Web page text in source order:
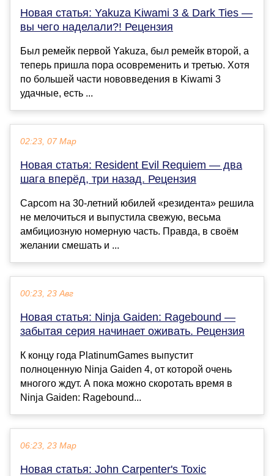
Новая статья: Yakuza Kiwami 3 & Dark Ties —
вы чего наделали?! Рецензия
Был ремейк первой Yakuza, был ремейк второй, а
теперь пришла пора осовременить и третью. Хотя
по большей части нововведения в Kiwami 3
удачные, есть ...
02:23, 07 Мар
Новая статья: Resident Evil Requiem — два
шага вперёд, три назад. Рецензия
Capcom на 30-летний юбилей «резидента» решила
не мелочиться и выпустила свежую, весьма
амбициозную номерную часть. Правда, в своём
желании смешать и ...
00:23, 23 Авг
Новая статья: Ninja Gaiden: Ragebound —
забытая серия начинает оживать. Рецензия
К концу года PlatinumGames выпустит
полноценную Ninja Gaiden 4, от которой очень
многого ждут. А пока можно скоротать время в
Ninja Gaiden: Ragebound...
06:23, 23 Мар
Новая статья: John Carpenter's Toxic